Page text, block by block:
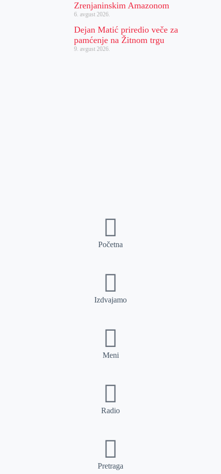
Zrenjaninskim Amazonom
6. avgust 2026.
Dejan Matić priredio veče za
pamćenje na Žitnom trgu
9. avgust 2026.
Početna
Izdvajamo
Meni
Radio
Pretraga